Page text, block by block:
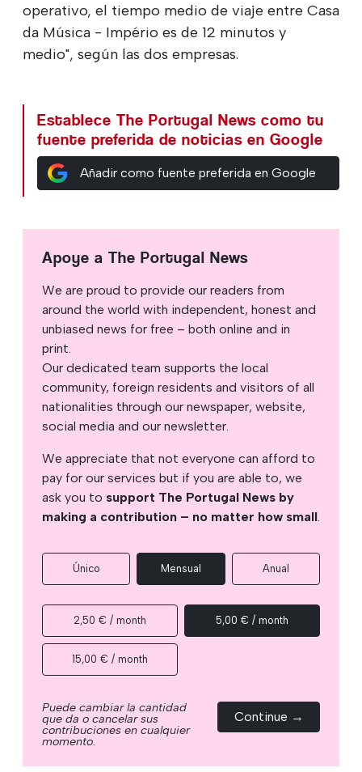
operativo, el tiempo medio de viaje entre Casa
da Música - Império es de 12 minutos y
medio", según las dos empresas.
Establece The Portugal News como tu
fuente preferida de noticias en Google
Añadir como fuente preferida en Google
Apoye a The Portugal News
We are proud to provide our readers from
around the world with independent, honest and
unbiased news for free – both online and in
print.
Our dedicated team supports the local
community, foreign residents and visitors of all
nationalities through our newspaper, website,
social media and our newsletter.
We appreciate that not everyone can afford to
pay for our services but if you are able to, we
ask you to support The Portugal News by
making a contribution – no matter how small.
Único Mensual Anual
2,50 € / month 5,00 € / month
15,00 € / month
Puede cambiar la cantidad
que da o cancelar sus
contribuciones en cualquier
momento.
Continue →